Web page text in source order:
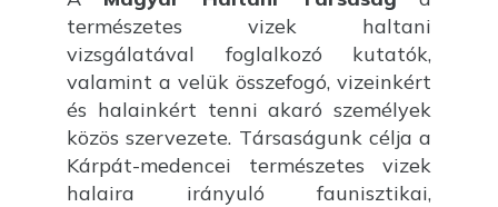
természetes vizek haltani
vizsgálatával foglalkozó kutatók,
valamint a velük összefogó, vizeinkért
és halainkért tenni akaró személyek
közös szervezete. Társaságunk célja a
Kárpát-medencei természetes vizek
halaira irányuló faunisztikai,